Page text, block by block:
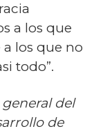
a los que
los que no
todo”.
del
de